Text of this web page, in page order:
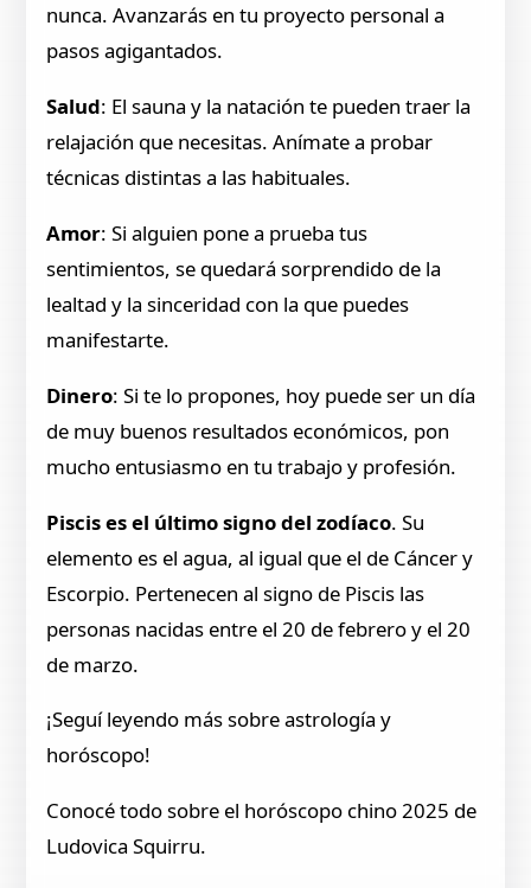
nunca. Avanzarás en tu proyecto personal a
pasos agigantados.
Salud: El sauna y la natación te pueden traer la
relajación que necesitas. Anímate a probar
técnicas distintas a las habituales.
Amor: Si alguien pone a prueba tus
sentimientos, se quedará sorprendido de la
lealtad y la sinceridad con la que puedes
manifestarte.
Dinero: Si te lo propones, hoy puede ser un día
de muy buenos resultados económicos, pon
mucho entusiasmo en tu trabajo y profesión.
Piscis es el último signo del zodíaco. Su
elemento es el agua, al igual que el de Cáncer y
Escorpio. Pertenecen al signo de Piscis las
personas nacidas entre el 20 de febrero y el 20
de marzo.
¡Seguí leyendo más sobre astrología y
horóscopo!
Conocé todo sobre el horóscopo chino 2025 de
Ludovica Squirru.